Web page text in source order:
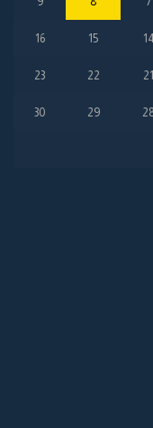
14
15
16
21
22
23
29
30